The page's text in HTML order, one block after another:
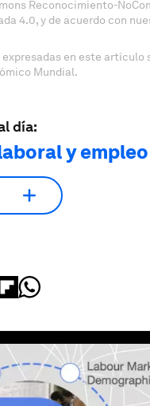
Reconocimiento-
4.0, y de acuerdo con
en este artículo
Mundial.
día:
y empleo